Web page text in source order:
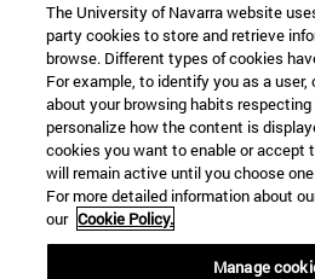
The University of Navarra website
party cookies to store and retrieve
browse. Different types of cookies
For example, to identify you as a
about your browsing habits respecting
personalize how the content is
cookies you want to enable or accept
will remain active until you choose
For more detailed information about
our Cookie Policy.
Manage